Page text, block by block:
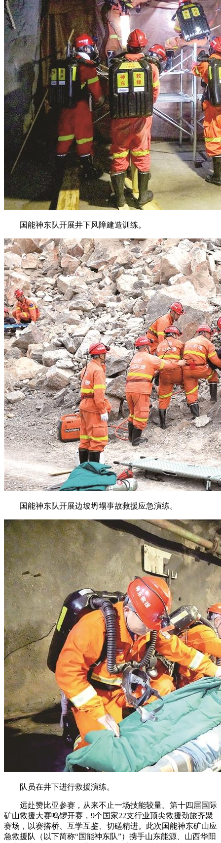
国能神东队开展井下风障建造训练。
国能神东队开展边坡坍塌事故救援应急演练。
队员在井下进行救援演练。
远赴赞比亚参赛，从来不止一场技能较量。第十四届国际
矿山救援大赛鸣锣开赛，9个国家22支行业顶尖救援劲旅齐聚
赛场，以赛搭桥、互学互鉴、切磋精进。此次国能神东矿山应
急救援队（以下简称“国能神东队”）携手山东能源、山西华阳